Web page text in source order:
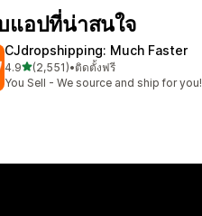
แอปที่น่าสนใจ
CJdropshipping: Much Faster
4.9เต็ม 5 ดาว
(2,551)
ทั้งหมด 2551 รีวิว
•ติดตั้งฟรี
You Sell - We source and ship for you!